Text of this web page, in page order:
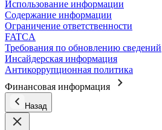
Использование информации
Содержание информации
Ограничение ответственности
FATCA
Требования по обновлению сведений
Инсайдерская информация
Антикоррупционная политика
Финансовая информация
Назад